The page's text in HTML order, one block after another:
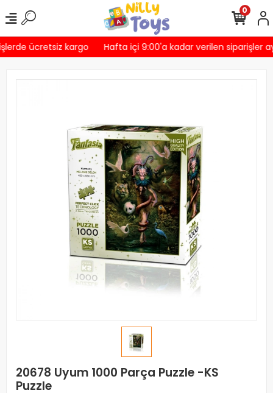
ücretsiz kargo Hafta içi 9:00'a kadar verilen siparişler
0
20678 Uyum 1000 Parça Puzzle -KS
Puzzle